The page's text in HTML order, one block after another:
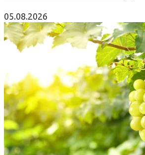
05.08.2026